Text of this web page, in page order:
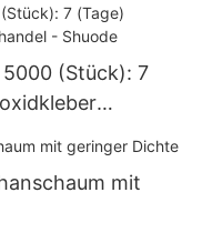
(Stück): 7
mit